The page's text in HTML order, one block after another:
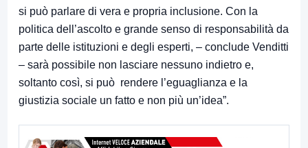
si può parlare di vera e propria inclusione. Con la
politica dell’ascolto e grande senso di responsabilità da
parte delle istituzioni e degli esperti, – conclude Venditti
– sarà possibile non lasciare nessuno indietro e,
soltanto così, si può rendere l’eguaglianza e la
giustizia sociale un fatto e non più un’idea”.